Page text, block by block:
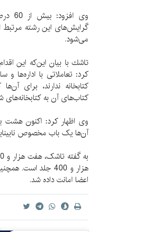
وی
می‌شود.
تاشك با بیان این‌که این
کرد: تعاملاتی با
کتابخانه ندارند، برای
کتاب‌های آن به کتابخانه‌های
وی اظهار کرد:‌ اکنون هشت
آن‌ها یک باب مخصوص
اعضا امانت داده شد.